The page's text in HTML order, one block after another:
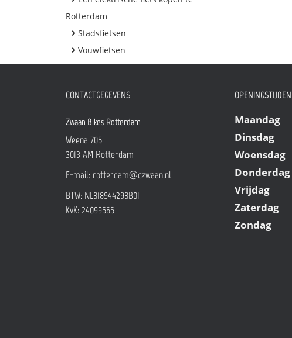
Rotterdam
Stadsfietsen
Vouwfietsen
CONTACTGEGEVENS
Zwaan Bikes Rotterdam
Weena 705
3013 AM Rotterdam
E-mail: rotterdam@czwaan.nl
BTW: NL818944298B01
KvK: 24099565
OPENINGSTIJDEN
Maandag
Dinsdag
Woensdag
Donderdag
Vrijdag
Zaterdag
Zondag